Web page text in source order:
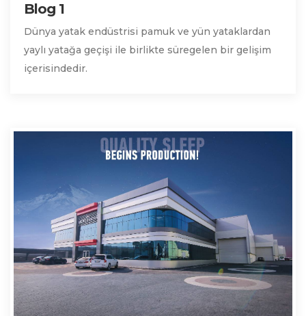
Blog 1
Dünya yatak endüstrisi pamuk ve yün yataklardan
yaylı yatağa geçişi ile birlikte süregelen bir gelişim
içerisindedir.